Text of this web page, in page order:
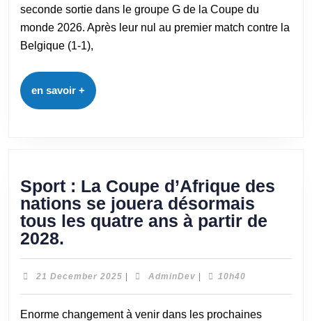
seconde sortie dans le groupe G de la Coupe du
monde 2026. Après leur nul au premier match contre la
Belgique (1-1),
en savoir +
Sport : La Coupe d’Afrique des
nations se jouera désormais
tous les quatre ans à partir de
2028.
21 December 2025 AdminDev 10h40
Enorme changement à venir dans les prochaines